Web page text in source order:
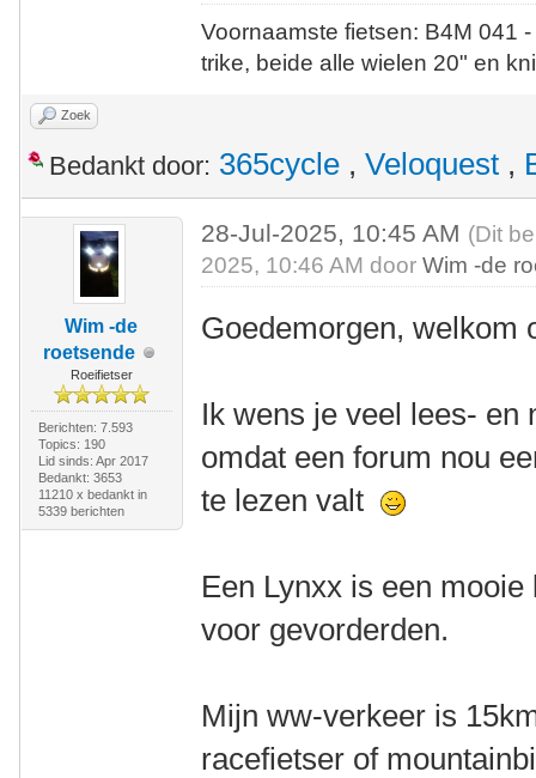
Voornaamste fietsen: B4M
trike, beide alle wielen 20" en
Zoek
Bedankt door: 365cycle , Veloquest ,
Wim -de
roetsende
Roeifietser
Berichten: 7.593
Topics: 190
Lid sinds: Apr 2017
Bedankt: 3653
11210 x bedankt in
5339 berichten
28-Jul-2025, 10:45 AM (Dit
2025, 10:46 AM doorWim -de
Goedemorgen, welkom
Ik wens je veel lees- en
omdat een forum nou
te lezen valt
Een Lynxx is een
voor gevorderden.
Mijn ww-verkeer is
racefietser of